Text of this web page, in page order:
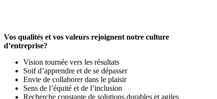
Vos qualités et vos valeurs rejoignent notre culture
d’entreprise?
Vision tournée vers les résultats
Soif d’apprendre et de se dépasser
Envie de collaborer dans le plaisir
Sens de l’équité et de l’inclusion
Recherche constante de solutions durables et agiles